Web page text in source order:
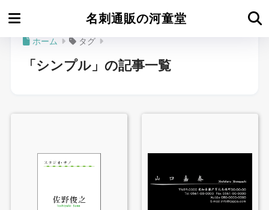
名刺通販の河童堂
ホーム タグ
「シンプル」の記事一覧